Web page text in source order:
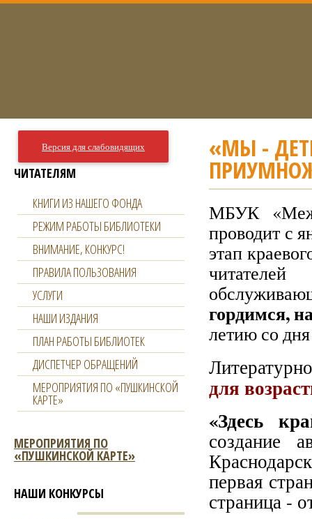
«МЫ -
МБУК
проводит с
этап
гордимся,
летию со
для
«Здесь
создание
первая
страница -
Версия для слабовидящих
ЧИТАТЕЛЯМ
КНИГИ ИЗ НАШЕГО ФОНДА
РЕЖИМ РАБОТЫ БИБЛИОТЕКИ
ВНИМАНИЕ, КОНКУРС!
ПРАВИЛА ПОЛЬЗОВАНИЯ
УСЛУГИ
НАШИ ИЗДАНИЯ
ПЛАН РАБОТЫ БИБЛИОТЕК
ДИСПЕТЧЕР ОБРАЩЕНИЙ
МЕРОПРИЯТИЯ ПО «ПУШКИНСКОЙ
КАРТЕ»
МЕРОПРИЯТИЯ ПО
«ПУШКИНСКОЙ КАРТЕ»
НАШИ КОНКУРСЫ